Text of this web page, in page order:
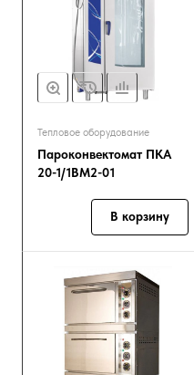
Тепловое оборудование
Пароконвектомат ПКА
20-1/1ВМ2-01
В корзину